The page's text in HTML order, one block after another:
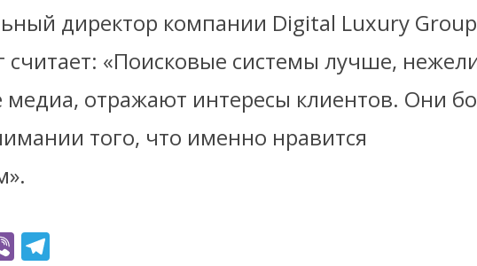
директор компании Digital Luxury Group
считает: «Поисковые системы лучше,
отражают интересы клиентов. Они
того, что именно нравится
Vi